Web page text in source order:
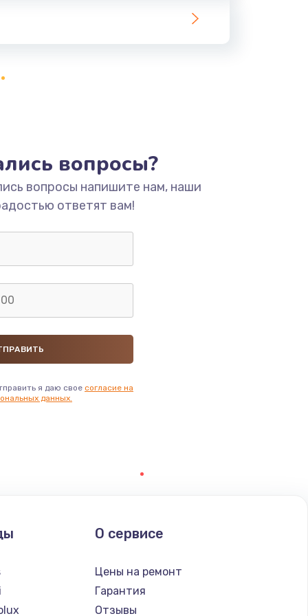
вопросы?
вопросы напишите нам, наши
ответят вам!
я даю свое согласие на
данных.
О сервисе
Цены на ремонт
Гарантия
Отзывы